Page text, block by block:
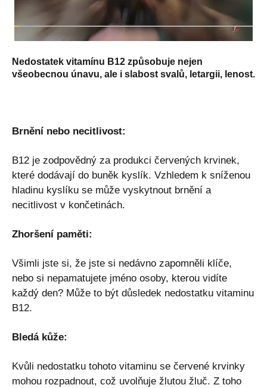
Nedostatek vitamínu B12 způsobuje nejen
všeobecnou únavu, ale i slabost svalů, letargii, lenost.
Brnění nebo necitlivost:
B12 je zodpovědný za produkci červených krvinek,
které dodávají do buněk kyslík. Vzhledem k sníženou
hladinu kyslíku se může vyskytnout brnění a
necitlivost v končetinách.
Zhoršení paměti:
Všimli jste si, že jste si nedávno zapomněli klíče,
nebo si nepamatujete jméno osoby, kterou vidíte
každý den? Může to být důsledek nedostatku vitaminu
B12.
Bledá kůže:
Kvůli nedostatku tohoto vitaminu se červené krvinky
mohou rozpadnout, což uvolňuje žlutou žluč. Z toho